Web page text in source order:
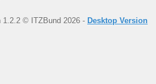
1.2.2 © ITZBund 2026 - Desktop Version